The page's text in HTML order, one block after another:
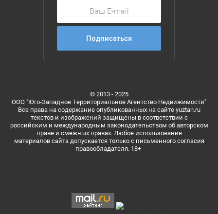
Подписаться
© 2013 - 2025
ООО "Юго-Западное Территориальное Агентство Недвижимости"
Все права на содержание опубликованных на сайте yuztan.ru
текстов и изображений защищены в соответствии с
российским и международным законодательством об авторском
праве и смежных правах. Любое использование
материалов сайта допускается только с письменного согласия
правообладателя. 18+